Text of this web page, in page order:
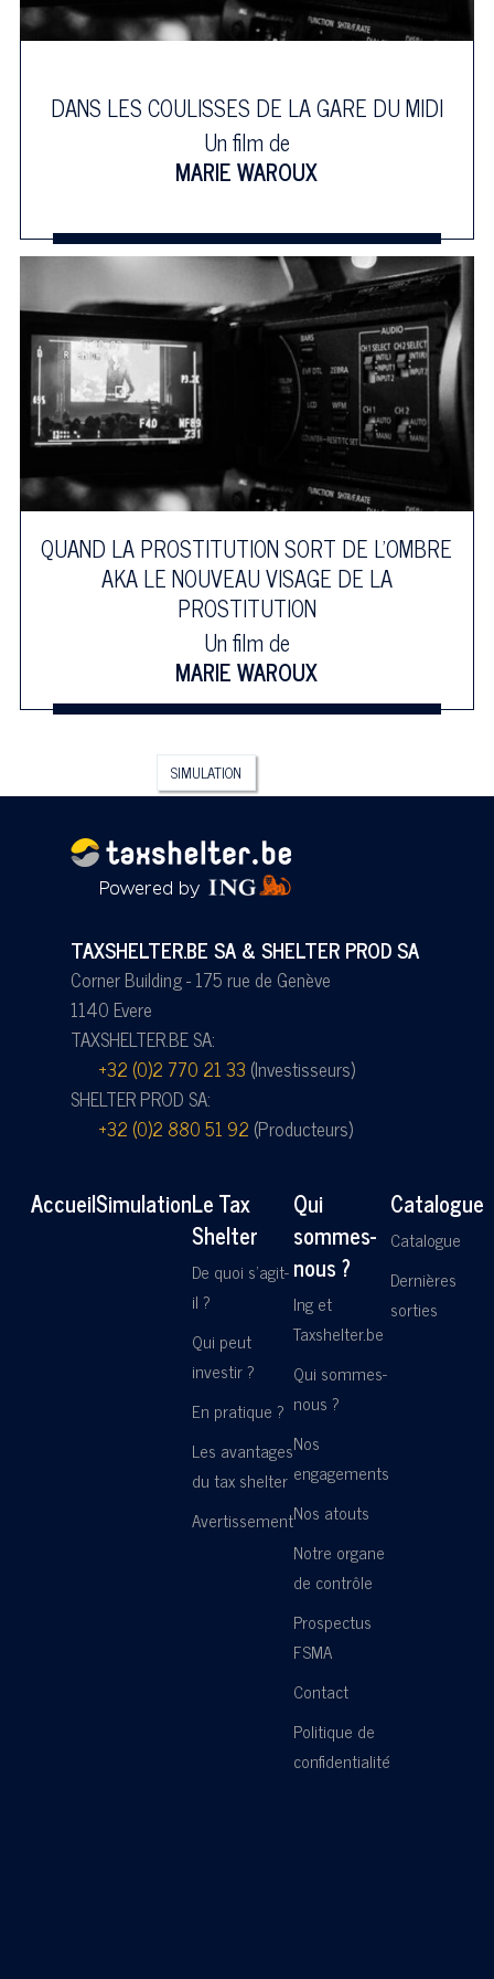
DANS LES COULISSES DE LA GARE DU MIDI
Un film de
MARIE WAROUX
QUAND LA PROSTITUTION SORT DE L'OMBRE
AKA LE NOUVEAU VISAGE DE LA
PROSTITUTION
Un film de
MARIE WAROUX
SIMULATION
TAXSHELTER.BE SA & SHELTER PROD SA
Corner Building - 175 rue de Genève
1140 Evere
TAXSHELTER.BE SA:
+32 (0)2 770 21 33 (Investisseurs)
SHELTER PROD SA:
+32 (0)2 880 51 92 (Producteurs)
AccueilSimulationLe Tax
Shelter
De quoi s'agit-
il ?
Qui peut
investir ?
En pratique ?
Les avantages
du tax shelter
Avertissement
Qui
sommes-
nous ?
Ing et
Taxshelter.be
Qui sommes-
nous ?
Nos
engagements
Nos atouts
Notre organe
de contrôle
Prospectus
FSMA
Contact
Politique de
confidentialité
Catalogue
Catalogue
Dernières
sorties